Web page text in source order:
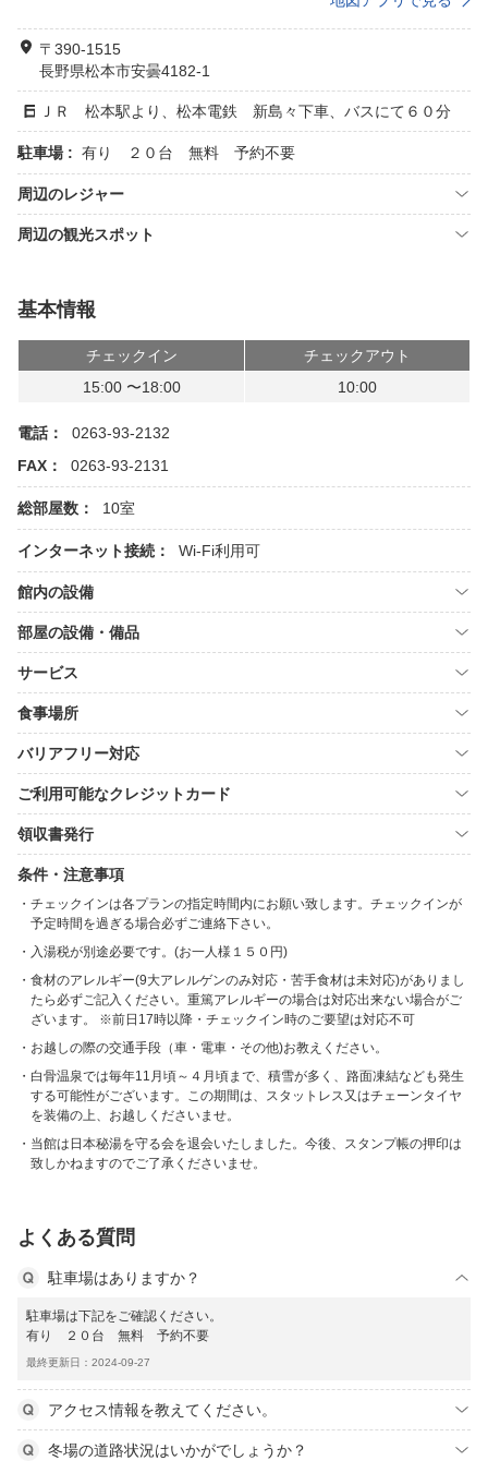
〒390-1515
長野県松本市安曇4182-1
ＪＲ 松本駅より、松本電鉄 新島々下車、バスにて６０分
駐車場 : 有り ２０台 無料 予約不要
周辺のレジャー
周辺の観光スポット
基本情報
チェックイン
チェックアウト
15:00 〜18:00
10:00
電話：
0263-93-2132
FAX：
0263-93-2131
総部屋数： 10室
インターネット接続： Wi-Fi利用可
館内の設備
部屋の設備・備品
サービス
食事場所
バリアフリー対応
ご利用可能なクレジットカード
領収書発行
条件・注意事項
チェックインは各プランの指定時間内にお願い致します。チェックインが
予定時間を過ぎる場合必ずご連絡下さい。
入湯税が別途必要です。(お一人様１５０円)
食材のアレルギー(9大アレルゲンのみ対応・苦手食材は未対応)がありまし
たら必ずご記入ください。重篤アレルギーの場合は対応出来ない場合がご
ざいます。 ※前日17時以降・チェックイン時のご要望は対応不可
お越しの際の交通手段（車・電車・その他)お教えください。
白骨温泉では毎年11月頃～４月頃まで、積雪が多く、路面凍結なども発生
する可能性がございます。この期間は、スタットレス又はチェーンタイヤ
を装備の上、お越しくださいませ。
当館は日本秘湯を守る会を退会いたしました。今後、スタンプ帳の押印は
致しかねますのでご了承くださいませ。
よくある質問
駐車場はありますか？
駐車場は下記をご確認ください。
有り ２０台 無料 予約不要
最終更新日：2024-09-27
アクセス情報を教えてください。
冬場の道路状況はいかがでしょうか？